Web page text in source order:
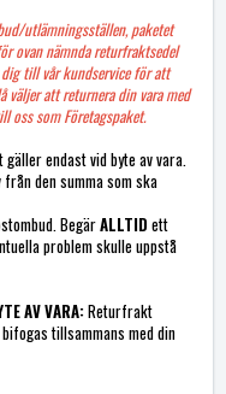
utlämningsställen, paketet
ovan nämnda returfraktsedel
till vår kundservice för att
väljer att returnera din vara med
oss som Företagspaket.
endast vid byte av vara.
den summa som ska
BegärALLTID ett
problem skulle uppstå
AV VARA:Returfrakt
tillsammans med din